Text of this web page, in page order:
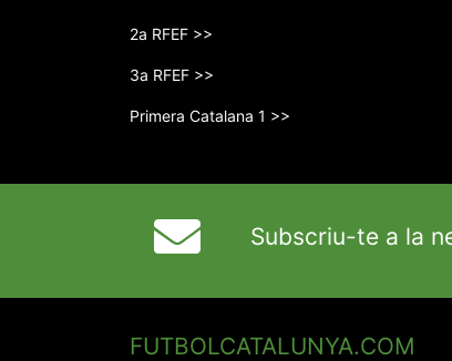
2a RFEF >>
3a RFEF >>
Primera Catalana 1 >>
Subscriu-te a la
FUTBOLCATALUNYA.COM